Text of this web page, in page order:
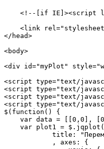
<!--[if IE]><script
<link
</head>
<body>
<div id="myPlot"
<script type="text/
<script type="text/
<script type="text/
<script type="text/
$(function() {
var data = [[0,0],
var plot1 =
title:
            , axes: {